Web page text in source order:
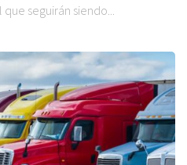
seguirán siendo...